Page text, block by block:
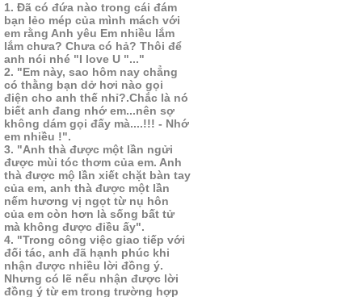
1. Đã có đứa nào trong cái đám
bạn lẻo mép của mình mách với
em rằng Anh yêu Em nhiều lắm
lắm chưa? Chưa có hả? Thôi để
anh nói nhé "I love U "..."
2. "Em này, sao hôm nay chẳng
có thằng bạn dở hơi nào gọi
điện cho anh thế nhỉ?.Chắc là nó
biết anh đang nhớ em...nên sợ
không dám gọi đấy mà....!!! - Nhớ
em nhiều !".
3. "Anh thà được một lần ngửi
được mùi tóc thơm của em. Anh
thà được mộ lần xiết chặt bàn tay
của em, anh thà được một lần
nếm hương vị ngọt từ nụ hôn
của em còn hơn là sống bất tử
mà không được điều ấy".
4. "Trong công việc giao tiếp với
đối tác, anh đã hạnh phúc khi
nhận được nhiều lời đồng ý.
Nhưng có lẽ nếu nhận được lời
đồng ý từ em trong trường hợp